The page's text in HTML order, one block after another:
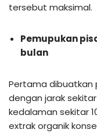
tersebut maksimal.
Pemupukan
bulan
Pertama dibuatkan
dengan jarak
kedalaman sekitar
extrak organik